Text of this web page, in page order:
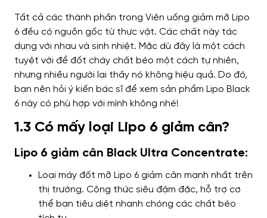
Tất cả các thành phần trong Viên uống giảm mỡ Lipo
6 đều có nguồn gốc từ thực vật. Các chất này tác
dụng với nhau và sinh nhiệt. Mặc dù đây là một cách
tuyệt vời để đốt cháy chất béo một cách tự nhiên,
nhưng nhiều người lại thấy nó không hiệu quả. Do đó,
bạn nên hỏi ý kiến ​​bác sĩ để xem sản phẩm Lipo Black
6 này có phù hợp với mình không nhé!
1.3 Có mấy loại Lipo 6 giảm cân?
Lipo 6 giảm cân Black Ultra Concentrate:
Loại máy đốt mỡ Lipo 6 giảm cân mạnh nhất trên
thị trường. Công thức siêu đậm đặc, hỗ trợ cơ
thể bạn tiêu diệt nhanh chóng các chất béo